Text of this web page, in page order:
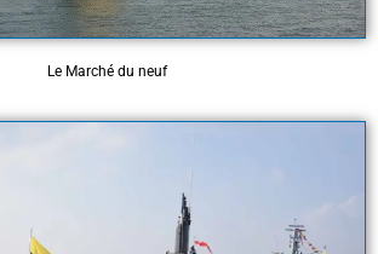
Le Marché du neuf